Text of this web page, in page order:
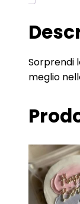
Sorprendi
meglio